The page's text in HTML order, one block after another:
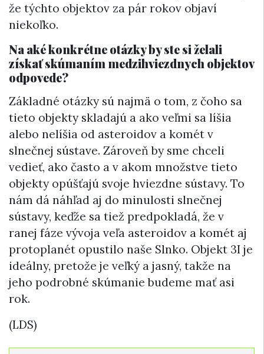
že týchto objektov za pár rokov objaví
niekoľko.
Na aké konkrétne otázky by ste si želali
získať skúmaním medzihviezdnych objektov
odpovede?
Základné otázky sú najmä o tom, z čoho sa
tieto objekty skladajú a ako veľmi sa líšia
alebo nelíšia od asteroidov a komét v
slnečnej sústave. Zároveň by sme chceli
vedieť, ako často a v akom množstve tieto
objekty opúšťajú svoje hviezdne sústavy. To
nám dá náhľad aj do minulosti slnečnej
sústavy, keďže sa tiež predpokladá, že v
ranej fáze vývoja veľa asteroidov a komét aj
protoplanét opustilo naše Slnko. Objekt 3I je
ideálny, pretože je veľký a jasný, takže na
jeho podrobné skúmanie budeme mať asi
rok.
(LDS)